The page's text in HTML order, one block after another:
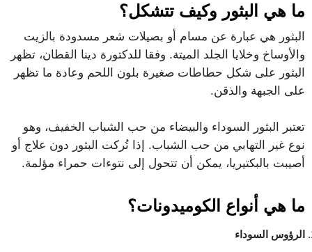
ما هي البثور وكيف تتشكل؟
البثور هي عبارة عن مسام أو بصيلات شعر مسدودة بالزيت
والأوساخ وخلايا الجلد الميتة. وفقا للدكتورة دينا القطان، تظهر
البثور على شكل حطاطات صغيرة بلون اللحم وعادة ما تظهر
على الجبهة والذقن.
تعتبر البثور السوداء والبيضاء من حب الشباب الخفيف، وهو
نوع غير التهابي من حب الشباب. إذا تُركت البثور دون علاج أو
أصيبت بالبكتيريا، يمكن أن تتحول إلى نتوءات حمراء مؤلمة.
ما هي أنواع الكوميدونات؟
الرؤوس السوداء